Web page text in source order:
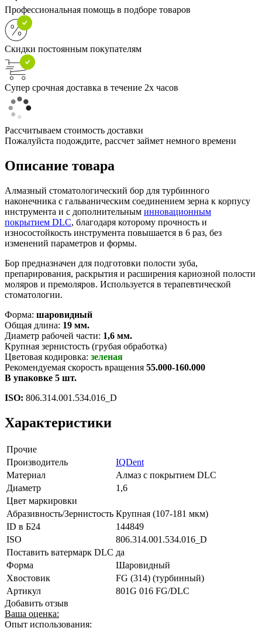
Профессиональная помощь в подборе товаров
Скидки постоянным покупателям
Супер срочная доставка в течение 2х часов
Рассчитываем стоимость доставки
Пожалуйста подождите, рассчет займет немного времени
Описание товара
Алмазный стоматологический бор для турбинного
наконечника с гальваническим соединением зерна к корпусу
инструмента и с дополнительным инновационным
покрытием DLC, благодаря которому прочность и
износостойкость инструмента повышается в 6 раз, без
изменений параметров и формы.
Бор предназначен для подготовки полости зуба,
препарирования, раскрытия и расширения кариозной полости
моляров и премоляров. Используется в терапевтической
стоматологии.
Форма: шаровидный
Общая длина: 19 мм.
Диаметр рабочей части: 1,6 мм.
Крупная зернистость (грубая обработка)
Цветовая кодировка: зеленая
Рекомендуемая скорость вращения 55.000-160.000
В упаковке 5 шт.
ISO: 806.314.001.534.016_D
Характеристики
Прочие
Производитель
IQDent
Материал
Алмаз с покрытием DLC
Диаметр
1,6
Цвет маркировки
Абразивность/Зернистость Крупная (107-181 мкм)
ID в Б24
144849
ISO
806.314.001.534.016_D
Поставить ватермарк DLC да
Форма
Шаровидный
Хвостовик
FG (314) (турбинный)
Артикул
801G 016 FG/DLC
Добавить отзыв
Ваша оценка:
Опыт использования: